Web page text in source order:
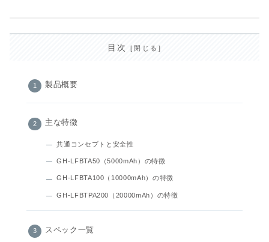
目次
製品概要
主な特徴
共通コンセプトと安全性
GH-LFBTA50（5000mAh）の特徴
GH-LFBTA100（10000mAh）の特徴
GH-LFBTPA200（20000mAh）の特徴
スペック一覧